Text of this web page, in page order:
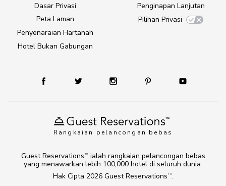
Rangkaian pelancongan bebas
Dasar Privasi
Peta Laman
Penyenaraian Hartanah
Hotel Bukan Gabungan
Penginapan Lanjutan
Pilihan Privasi
Hak Cipta 2026 Guest Reservations TM.
Guest Reservations TM
ialah rangkaian pelancongan bebas
yang menawarkan lebih 100,000 hotel di seluruh dunia.